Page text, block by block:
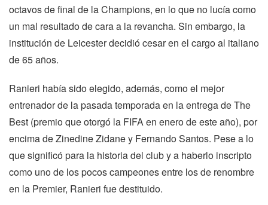
octavos de final de la Champions, en lo que no lucía como
un mal resultado de cara a la revancha. Sin embargo, la
institución de Leicester decidió cesar en el cargo al italiano
de 65 años.
Ranieri había sido elegido, además, como el mejor
entrenador de la pasada temporada en la entrega de The
Best (premio que otorgó la FIFA en enero de este año), por
encima de Zinedine Zidane y Fernando Santos. Pese a lo
que significó para la historia del club y a haberlo inscripto
como uno de los pocos campeones entre los de renombre
en la Premier, Ranieri fue destituido.